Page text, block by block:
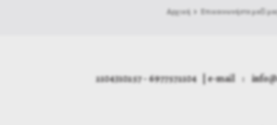
Αρχική Επικοινωνήστε μαζί
2104310257 - 6977572104 | e-mail :